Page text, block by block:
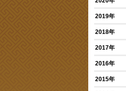
2019年
2018年
2017年
2016年
2015年